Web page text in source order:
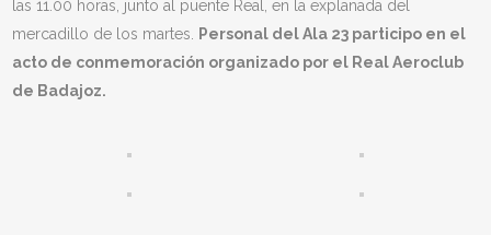
las 11.00 horas, junto al puente Real, en la explanada del
mercadillo de los martes.
Personal del Ala 23 participo en el
acto de conmemoración organizado por el Real Aeroclub
de Badajoz.